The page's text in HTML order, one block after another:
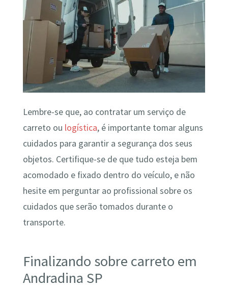
Lembre-se que, ao contratar um serviço de
carreto ou logística, é importante tomar alguns
cuidados para garantir a segurança dos seus
objetos. Certifique-se de que tudo esteja bem
acomodado e fixado dentro do veículo, e não
hesite em perguntar ao profissional sobre os
cuidados que serão tomados durante o
transporte.
Finalizando sobre carreto em
Andradina SP